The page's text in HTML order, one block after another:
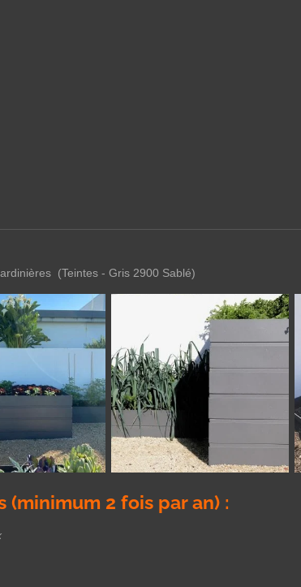
(Teintes - Gris 2900 Sablé)
2 fois par an) :